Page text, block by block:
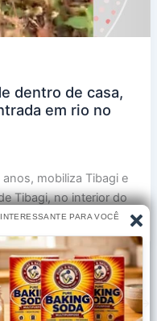
dentro de casa,
em rio no
mobiliza Tibagi e
Tibagi, no interior do
Next→